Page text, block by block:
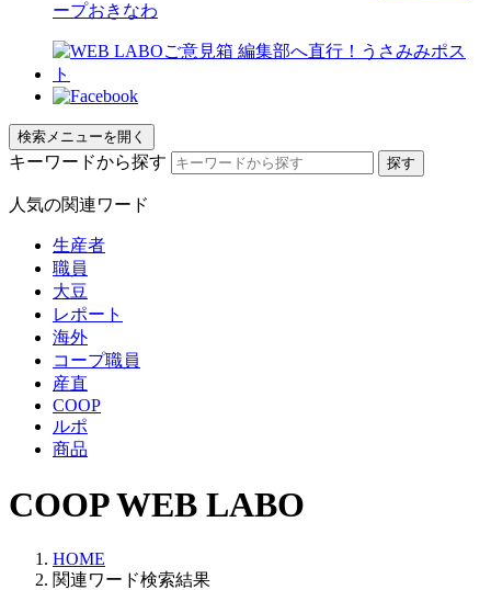
ープおきなわ
検索メニューを開く
キーワードから探す
人気の関連ワード
生産者
職員
大豆
レポート
海外
コープ職員
産直
COOP
ルポ
商品
COOP WEB LABO
HOME
関連ワード検索結果